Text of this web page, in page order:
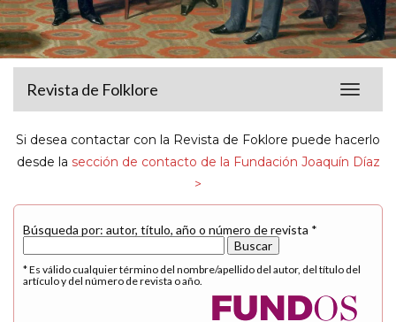
Toggle
Revista de Folklore
Si desea contactar con la Revista de Foklore puede hacerlo
desde la sección de contacto de la Fundación Joaquín Díaz
>
Búsqueda por: autor, título, año o número de revista *
* Es válido cualquier término del nombre/apellido del autor, del título del
artículo y del número de revista o año.